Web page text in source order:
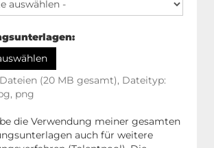
:
(20 MB gesamt), Dateityp:
png
die Verwendung meiner gesamten
auch für weitere